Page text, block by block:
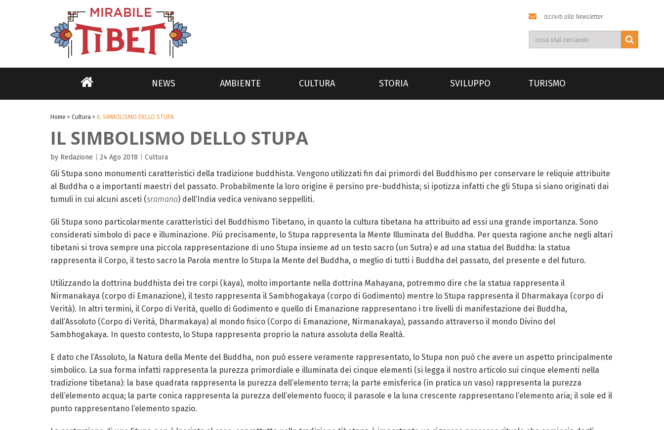
Iscriviti alla Newsletter
NEWS AMBIENTE CULTURA STORIA SVILUPPO TURISMO
Home > Cultura > IL SIMBOLISMO DELLO STUPA
IL SIMBOLISMO DELLO STUPA
by Redazione 24 Ago 2018 Cultura
Gli Stupa sono monumenti caratteristici della tradizione buddhista. Vengono utilizzati fin dai primordi del Buddhismo per conservare le reliquie attribuite
al Buddha o a importanti maestri del passato. Probabilmente la loro origine è persino pre-buddhista; si ipotizza infatti che gli Stupa si siano originati dai
tumuli in cui alcuni asceti (sramana) dell’India vedica venivano seppelliti.
Gli Stupa sono particolarmente caratteristici del Buddhismo Tibetano, in quanto la cultura tibetana ha attribuito ad essi una grande importanza. Sono
considerati simbolo di pace e illuminazione. Più precisamente, lo Stupa rappresenta la Mente Illuminata del Buddha. Per questa ragione anche negli altari
tibetani si trova sempre una piccola rappresentazione di uno Stupa insieme ad un testo sacro (un Sutra) e ad una statua del Buddha: la statua
rappresenta il Corpo, il testo sacro la Parola mentre lo Stupa la Mente del Buddha, o meglio di tutti i Buddha del passato, del presente e del futuro.
Utilizzando la dottrina buddhista dei tre corpi (kaya), molto importante nella dottrina Mahayana, potremmo dire che la statua rappresenta il
Nirmanakaya (corpo di Emanazione), il testo rappresenta il Sambhogakaya (corpo di Godimento) mentre lo Stupa rappresenta il Dharmakaya (corpo di
Verità). In altri termini, il Corpo di Verità, quello di Godimento e quello di Emanazione rappresentano i tre livelli di manifestazione dei Buddha,
dall’Assoluto (Corpo di Verità, Dharmakaya) al mondo fisico (Corpo di Emanazione, Nirmanakaya), passando attraverso il mondo Divino del
Sambhogakaya. In questo contesto, lo Stupa rappresenta proprio la natura assoluta della Realtà.
E dato che l’Assoluto, la Natura della Mente del Buddha, non può essere veramente rappresentato, lo Stupa non può che avere un aspetto principalmente
simbolico. La sua forma infatti rappresenta la purezza primordiale e illuminata dei cinque elementi (si legga il nostro articolo sui cinque elementi nella
tradizione tibetana): la base quadrata rappresenta la purezza dell’elemento terra; la parte emisferica (in pratica un vaso) rappresenta la purezza
dell’elemento acqua; la parte conica rappresenta la purezza dell’elemento fuoco; il parasole e la luna crescente rappresentano l’elemento aria; il sole ed il
punto rappresentano l’elemento spazio.